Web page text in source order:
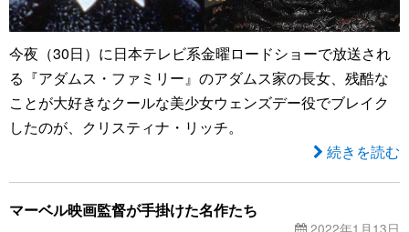
今夜（30日）に日本テレビ系金曜ロードショーで放送され
る『アダムス・ファミリー』のアダムス家の長女、残酷な
ことが大好きなクールな美少女ウェンズデー役でブレイク
したのが、クリスティナ・リッチ。
続きを読む
マーベル映画監督が手掛けた名作たち
2022年1月13日